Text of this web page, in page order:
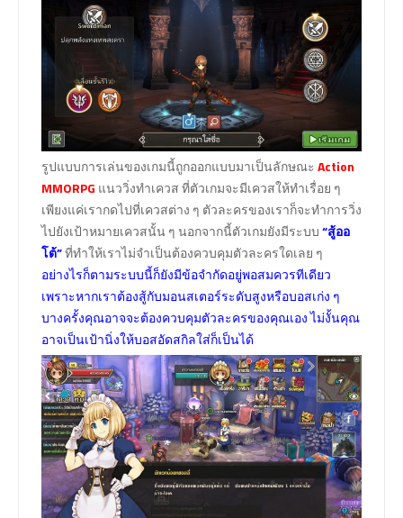
รูปแบบการเล่นของเกมนี้ถูกออกแบบมาเป็นลักษณะ Action
MMORPG แนววิ่งทำเควส ที่ตัวเกมจะมีเควสให้ทำเรื่อย ๆ
เพียงแค่เรากดไปที่เควสต่าง ๆ ตัวละครของเราก็จะทำการวิ่ง
ไปยังเป้าหมายเควสนั้น ๆ นอกจากนี้ตัวเกมยังมีระบบ“สู้ออ
โต้”ที่ทำให้เราไม่จำเป็นต้องควบคุมตัวละครใดเลย ๆ
อย่างไรก็ตามระบบนี้ก็ยังมีข้อจำกัดอยู่พอสมควรทีเดียว
เพราะหากเราต้องสู้กับมอนสเตอร์ระดับสูงหรือบอสเก่ง ๆ
บางครั้งคุณอาจจะต้องควบคุมตัวละครของคุณเอง ไม่งั้นคุณ
อาจเป็นเป้านิ่งให้บอสอัดสกิลใส่ก็เป็นได้